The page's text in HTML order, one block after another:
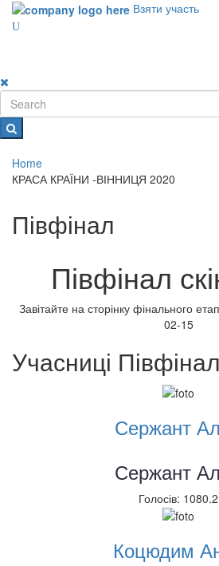
Взяти участь
Home
КРАСА КРАЇНИ -ВІННИЦЯ 2020
Півфінал
Півфінал
Завітайте на сторінку фінального
02-15
Учасниці Півфінал
Сержант
Сержант
Голосів: 1080.2
Коцюдим